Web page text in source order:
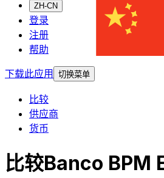
ZH-CN
登录
注册
帮助
下载此应用
切换菜单
比较
供应商
货币
比较Banco BPM